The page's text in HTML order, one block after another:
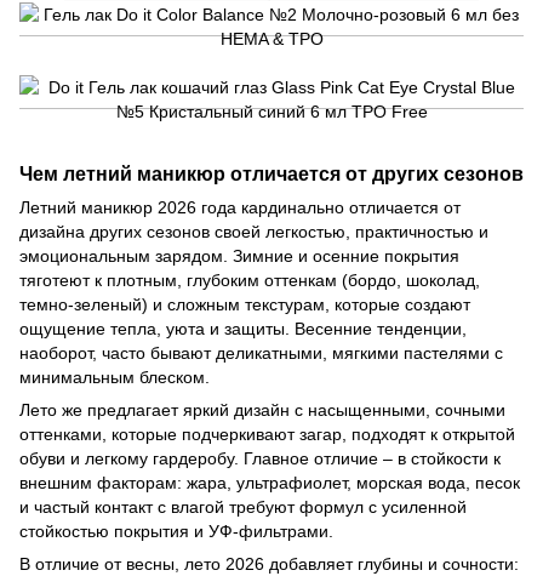
Чем летний маникюр отличается от других сезонов
Летний маникюр 2026 года кардинально отличается от
дизайна других сезонов своей легкостью, практичностью и
эмоциональным зарядом. Зимние и осенние покрытия
тяготеют к плотным, глубоким оттенкам (бордо, шоколад,
темно-зеленый) и сложным текстурам, которые создают
ощущение тепла, уюта и защиты. Весенние тенденции,
наоборот, часто бывают деликатными, мягкими пастелями с
минимальным блеском.
Лето же предлагает яркий дизайн с насыщенными, сочными
оттенками, которые подчеркивают загар, подходят к открытой
обуви и легкому гардеробу. Главное отличие – в стойкости к
внешним факторам: жара, ультрафиолет, морская вода, песок
и частый контакт с влагой требуют формул с усиленной
стойкостью покрытия и УФ-фильтрами.
В отличие от весны, лето 2026 добавляет глубины и сочности: